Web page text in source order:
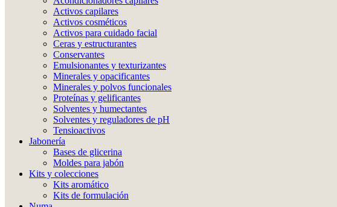
Activos capilares
Activos cosméticos
Activos para cuidado facial
Ceras y estructurantes
Conservantes
Emulsionantes y texturizantes
Minerales y opacificantes
Minerales y polvos funcionales
Proteínas y gelificantes
Solventes y humectantes
Solventes y reguladores de pH
Tensioactivos
Jabonería
Bases de glicerina
Moldes para jabón
Kits y colecciones
Kits aromático
Kits de formulación